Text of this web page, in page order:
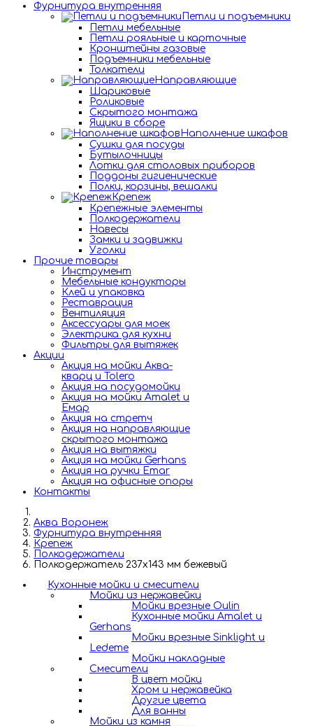
Фурнитура внутренняя
Петли и подъемники
Петли мебельные
Петли рояльные и карточные
Кронштейны газовые
Подъемники мебельные
Толкатели
Направляющие
Шариковые
Роликовые
Скрытого монтажа
Ящики в сборе
Наполнение шкафов
Сушки для посуды
Бутылочницы
Лотки для столовых приборов
Поддоны гигиенические
Полки, корзины, вешалки
Крепеж
Крепежные элементы
Полкодержатели
Навесы
Замки и задвижки
Уголки
Прочие товары
Инструмент
Мебельные кондукторы
Клей и упаковка
Реставрация
Вентиляция
Аксессуары для моек
Электрика для кухни
Фильтры для вытяжек
Акции
Акция на мойки Аква-
кварц и Tolero
Акция на посудомойки
Акция на мойки Amalet и
Емар
Акция на стретч
Акция на направляющие
скрытого монтажа
Акция на вытяжки
Акция на мойки Gerhans
Акция на ручки Emar
Акция на офисные опоры
Контакты
Аква Воронеж
Фурнитура внутренняя
Крепеж
Полкодержатели
Полкодержатель 237х143 мм бежевый
Кухонные мойки и смесители
Мойки из нержавейки
Мойки врезные Oulin
Кухонные мойки Amalet и
Gerhans
Мойки врезные Sinklight и
Ledeme
Мойки накладные
Смесители
В цвет мойки
Хром и нержавейка
Другие цвета
Для ванны
Мойки из камня